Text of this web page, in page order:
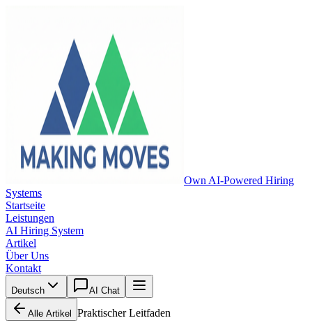
Own AI-Powered Hiring
Systems
Startseite
Leistungen
AI Hiring System
Artikel
Über Uns
Kontakt
Deutsch AI Chat
Alle Artikel Praktischer Leitfaden